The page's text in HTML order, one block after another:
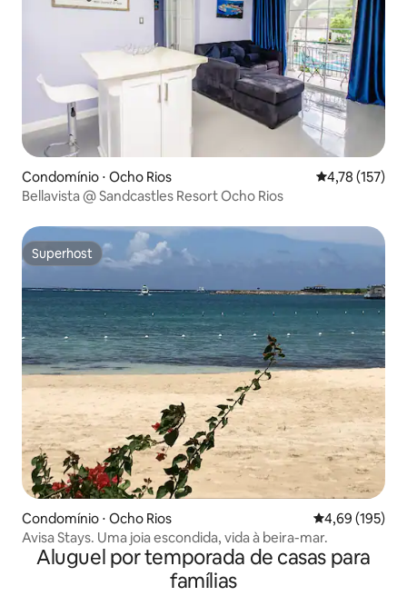
Condomínio ⋅ Ocho Rios 4,78 de uma
4,78 (157)
Bellavista @ Sandcastles Resort Ocho Rios
Superhost
Superhost
Condomínio ⋅ Ocho Rios 4,69 de uma
4,69 (195)
Avisa Stays. Uma joia escondida, vida à beira-mar.
Aluguel por temporada de casas para
famílias